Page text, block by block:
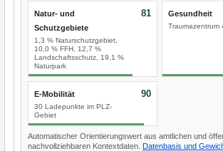
Natur- und
Schutzgebiete
1,3 % Naturschutzgebiet,
10,0 % FFH, 12,7 %
Landschaftsschutz, 19,1 %
Naturpark
81 Gesundheit
Traumazentrum
E-Mobilität
30 Ladepunkte im PLZ-
Gebiet
90
Automatischer Orientierungswert aus amtlichen und
nachvollziehbaren Kontextdaten. Datenbasis und